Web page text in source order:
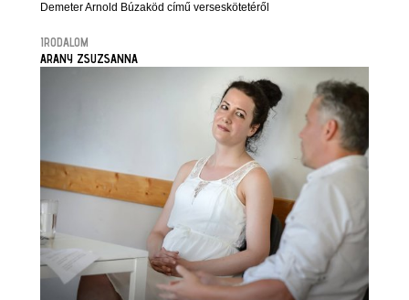
Demeter Arnold Búzaköd című verseskötetéről
IRODALOM
ARANY ZSUZSANNA